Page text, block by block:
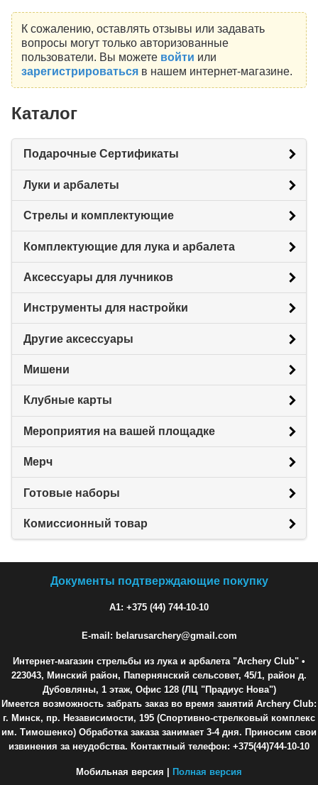
К сожалению, оставлять отзывы или задавать
вопросы могут только авторизованные
пользователи. Вы можете войти или
зарегистрироватьсяв нашем интернет-магазине.
Каталог
Подарочные Сертификаты
Луки и арбалеты
Стрелы и комплектующие
Комплектующие для лука и арбалета
Аксессуары для лучников
Инструменты для настройки
Другие аксессуары
Мишени
Клубные карты
Мероприятия на вашей площадке
Мерч
Готовые наборы
Комиссионный товар
Документы подтверждающие покупку
A1: +375 (44) 744-10-10
E-mail: belarusarchery@gmail.com
Интернет-магазин стрельбы из лука и арбалета "Archery Club" •
223043, Минский район, Папернянский сельсовет, 45/1, район д.
Дубовляны, 1 этаж, Офис 128 (ЛЦ "Прадиус Нова")
Имеется возможность забрать заказ во время занятий Archery Club:
г. Минск, пр. Независимости, 195 (Спортивно-стрелковый комплекс
им. Тимошенко) Обработка заказа занимает 3-4 дня. Приносим свои
извинения за неудобства. Контактный телефон: +375(44)744-10-10
Мобильная версия | Полная версия